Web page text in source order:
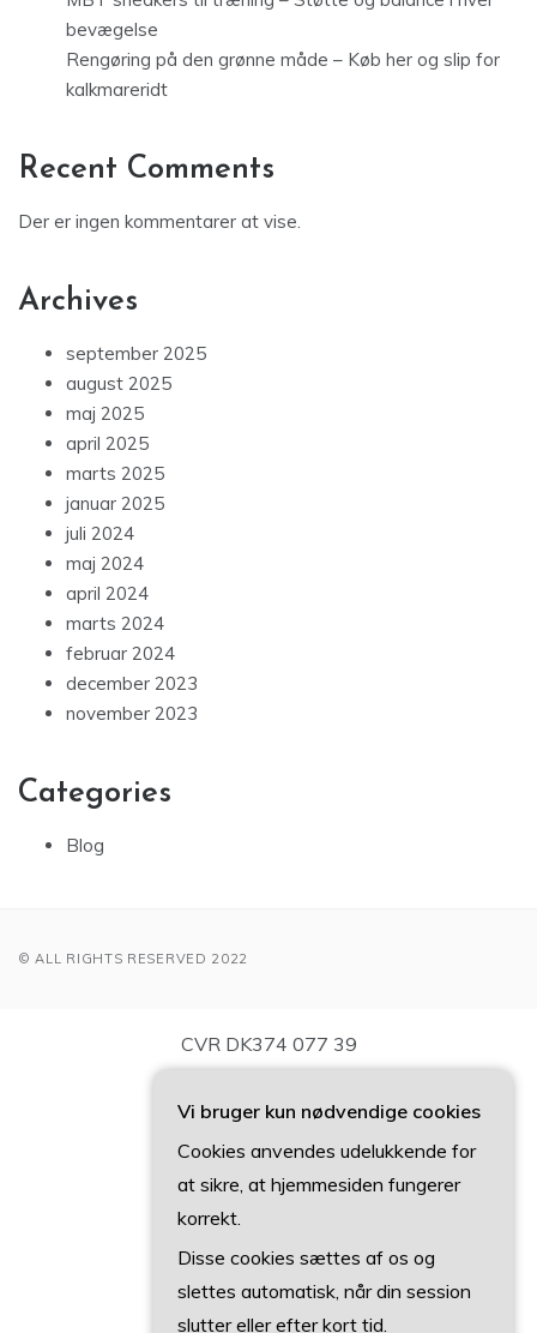
bevægelse
Rengøring på den grønne måde – Køb her og slip for
kalkmareridt
Recent Comments
Der er ingen kommentarer at vise.
Archives
september 2025
august 2025
maj 2025
april 2025
marts 2025
januar 2025
juli 2024
maj 2024
april 2024
marts 2024
februar 2024
december 2023
november 2023
Categories
Blog
© ALL RIGHTS RESERVED 2022
CVR DK374 077 39
Vi bruger kun nødvendige cookies
Cookies anvendes udelukkende for
at sikre, at hjemmesiden fungerer
korrekt.
Disse cookies sættes af os og
slettes automatisk, når din session
slutter eller efter kort tid.